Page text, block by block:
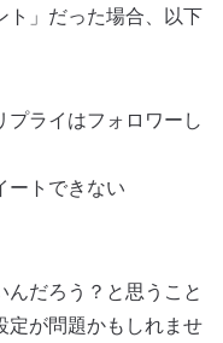
ト」だった場合、以下
プライはフォロワーし
ートできない
だろう？と思うこと
定が問題かもしれませ